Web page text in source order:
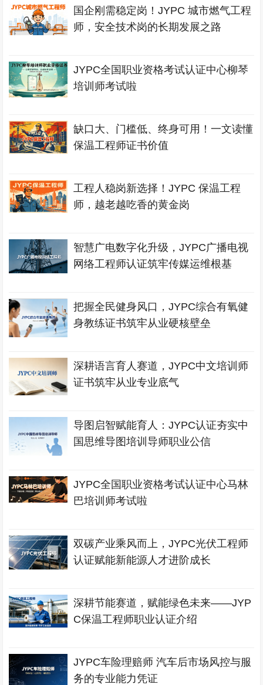
国企刚需稳定岗！JYPC 城市燃气工程
师，安全技术岗的长期发展之路
JYPC全国职业资格考试认证中心柳琴
培训师考试啦
缺口大、门槛低、终身可用！一文读懂
保温工程师证书价值
工程人稳岗新选择！JYPC 保温工程
师，越老越吃香的黄金岗
智慧广电数字化升级，JYPC广播电视
网络工程师认证筑牢传媒运维根基
把握全民健身风口，JYPC综合有氧健
身教练证书筑牢从业硬核壁垒
深耕语言育人赛道，JYPC中文培训师
证书筑牢从业专业底气
导图启智赋能育人：JYPC认证夯实中
国思维导图培训导师职业公信
JYPC全国职业资格考试认证中心马林
巴培训师考试啦
双碳产业乘风而上，JYPC光伏工程师
认证赋能新能源人才进阶成长
深耕节能赛道，赋能绿色未来——JYP
C保温工程师职业认证介绍
JYPC车险理赔师 汽车后市场风控与服
务的专业能力凭证